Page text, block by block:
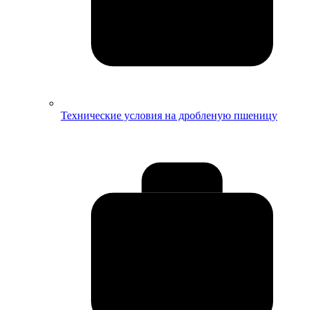
Технические условия на дробленую пшеницу